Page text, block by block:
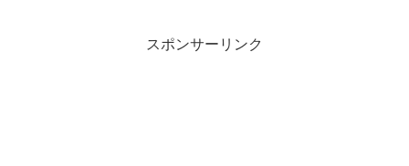
スポンサーリンク